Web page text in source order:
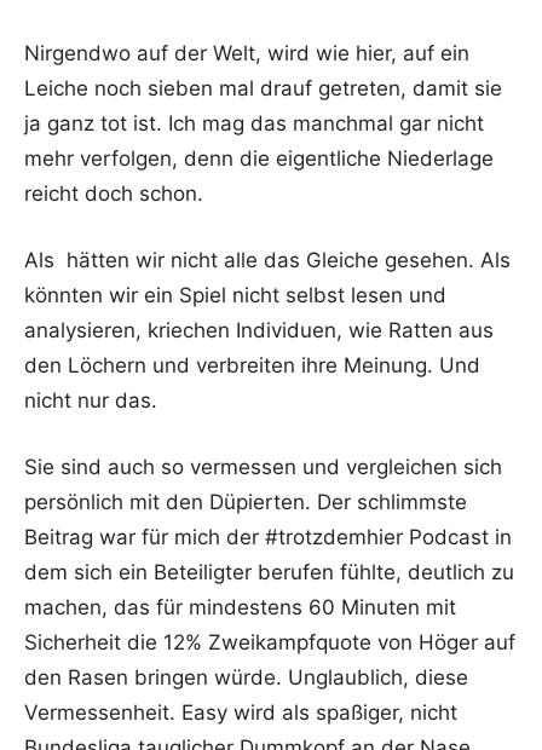
Nirgendwo auf der Welt, wird wie hier, auf ein
Leiche noch sieben mal drauf getreten, damit sie
ja ganz tot ist. Ich mag das manchmal gar nicht
mehr verfolgen, denn die eigentliche Niederlage
reicht doch schon.
Als hätten wir nicht alle das Gleiche gesehen. Als
könnten wir ein Spiel nicht selbst lesen und
analysieren, kriechen Individuen, wie Ratten aus
den Löchern und verbreiten ihre Meinung. Und
nicht nur das.
Sie sind auch so vermessen und vergleichen sich
persönlich mit den Düpierten. Der schlimmste
Beitrag war für mich der #trotzdemhier Podcast in
dem sich ein Beteiligter berufen fühlte, deutlich zu
machen, das für mindestens 60 Minuten mit
Sicherheit die 12% Zweikampfquote von Höger auf
den Rasen bringen würde. Unglaublich, diese
Vermessenheit. Easy wird als spaßiger, nicht